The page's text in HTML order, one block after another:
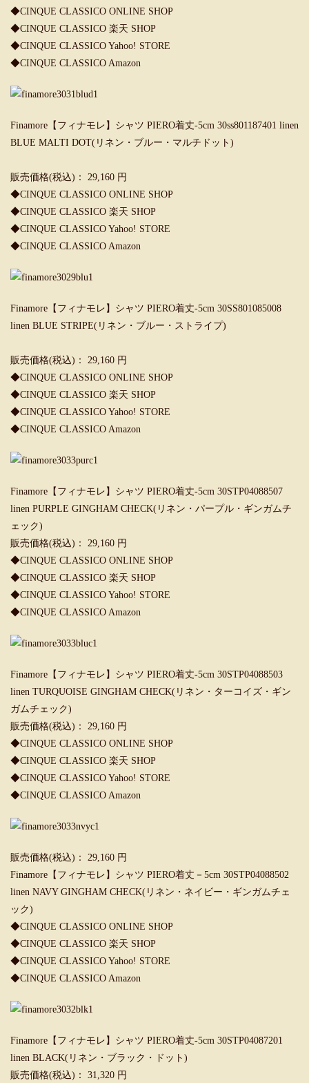
◆CINQUE CLASSICO ONLINE SHOP
◆CINQUE CLASSICO 楽天 SHOP
◆CINQUE CLASSICO Yahoo! STORE
◆CINQUE CLASSICO Amazon
Finamore【フィナモレ】シャツ PIERO着丈-5cm 30ss801187401 linen
BLUE MALTI DOT(リネン・ブルー・マルチドット)
販売価格(税込)： 29,160 円
◆CINQUE CLASSICO ONLINE SHOP
◆CINQUE CLASSICO 楽天 SHOP
◆CINQUE CLASSICO Yahoo! STORE
◆CINQUE CLASSICO Amazon
Finamore【フィナモレ】シャツ PIERO着丈-5cm 30SS801085008
linen BLUE STRIPE(リネン・ブルー・ストライプ)
販売価格(税込)： 29,160 円
◆CINQUE CLASSICO ONLINE SHOP
◆CINQUE CLASSICO 楽天 SHOP
◆CINQUE CLASSICO Yahoo! STORE
◆CINQUE CLASSICO Amazon
Finamore【フィナモレ】シャツ PIERO着丈-5cm 30STP04088507
linen PURPLE GINGHAM CHECK(リネン・パープル・ギンガムチ
ェック)
販売価格(税込)： 29,160 円
◆CINQUE CLASSICO ONLINE SHOP
◆CINQUE CLASSICO 楽天 SHOP
◆CINQUE CLASSICO Yahoo! STORE
◆CINQUE CLASSICO Amazon
Finamore【フィナモレ】シャツ PIERO着丈-5cm 30STP04088503
linen TURQUOISE GINGHAM CHECK(リネン・ターコイズ・ギン
ガムチェック)
販売価格(税込)： 29,160 円
◆CINQUE CLASSICO ONLINE SHOP
◆CINQUE CLASSICO 楽天 SHOP
◆CINQUE CLASSICO Yahoo! STORE
◆CINQUE CLASSICO Amazon
販売価格(税込)： 29,160 円
Finamore【フィナモレ】シャツ PIERO着丈－5cm 30STP04088502
linen NAVY GINGHAM CHECK(リネン・ネイビー・ギンガムチェ
ック)
◆CINQUE CLASSICO ONLINE SHOP
◆CINQUE CLASSICO 楽天 SHOP
◆CINQUE CLASSICO Yahoo! STORE
◆CINQUE CLASSICO Amazon
Finamore【フィナモレ】シャツ PIERO着丈-5cm 30STP04087201
linen BLACK(リネン・ブラック・ドット)
販売価格(税込)： 31,320 円